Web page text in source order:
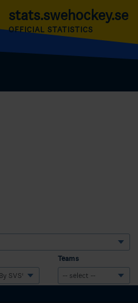
stats.swehockey.se
OFFICIAL STATISTICS
Teams